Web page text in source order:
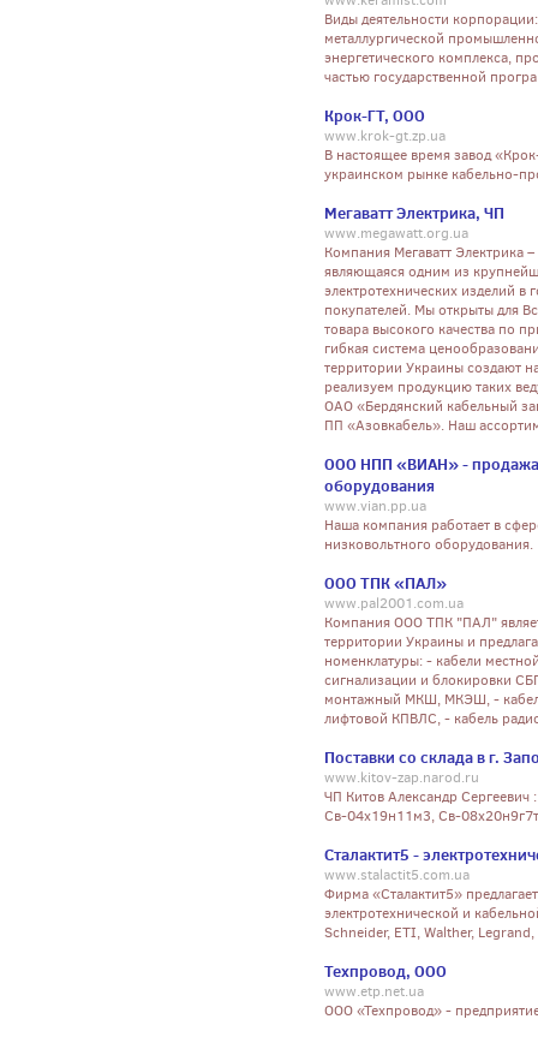
Виды деятельности
металлургической
энергетического комплекса,
частью государственной
Крок-ГТ, ООО
www.krok-gt.zp.ua
В настоящее время завод
украинском рынке кабельно-
Мегаватт Электрика, ЧП
www.megawatt.org.ua
Компания Мегаватт Электрика
являющаяся одним из
электротехнических изделий
покупателей. Мы открыты для
товара высокого качества по
гибкая система
территории Украины создают
реализуем продукцию таких
ОАО «Бердянский кабельный
ПП «Азовкабель». Наш
ООО НПП «ВИАН» - продажа
оборудования
www.vian.pp.ua
Наша компания работает в
низковольтного оборудования.
ООО ТПК «ПАЛ»
www.pal2001.com.ua
Компания ООО ТПК "ПАЛ"
территории Украины и
номенклатуры: - кабели
сигнализации и блокировки
монтажный МКШ, МКЭШ, -
лифтовой КПВЛС, - кабель
Поставки со склада в г.
www.kitov-zap.narod.ru
ЧП Китов Александр Сергеевич
Св-04х19н11м3, Св-
Сталактит5 -
www.stalactit5.com.ua
Фирма «Сталактит5»
электротехнической и
Schneider, ETI, Walther,
Техпровод, ООО
www.etp.net.ua
ООО «Техпровод» -